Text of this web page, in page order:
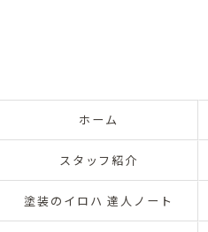
ホーム
スタッフ紹介
塗装のイロハ 達人ノート